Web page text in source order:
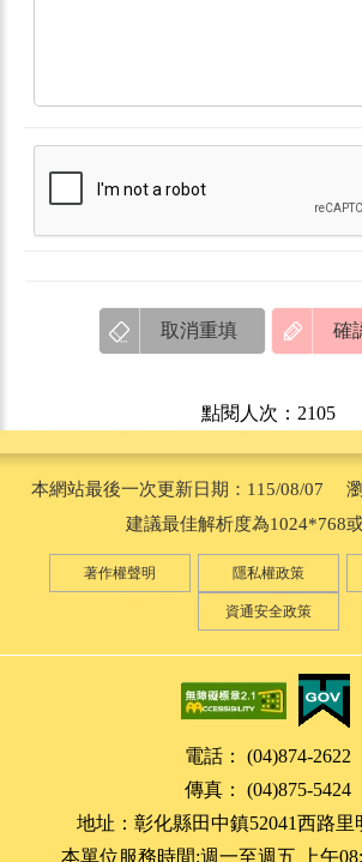
點閱人次：2105
本網站最後一次更新日期：115/08/07
建議最佳解析度為1024*768
著作權聲明 隱私權政策
資通安全政策
電話： (04)874-2622
傳真： (04)875-5424
地址：彰化縣田中鎮52041西路里
本單位服務時間:週一至週五 上午